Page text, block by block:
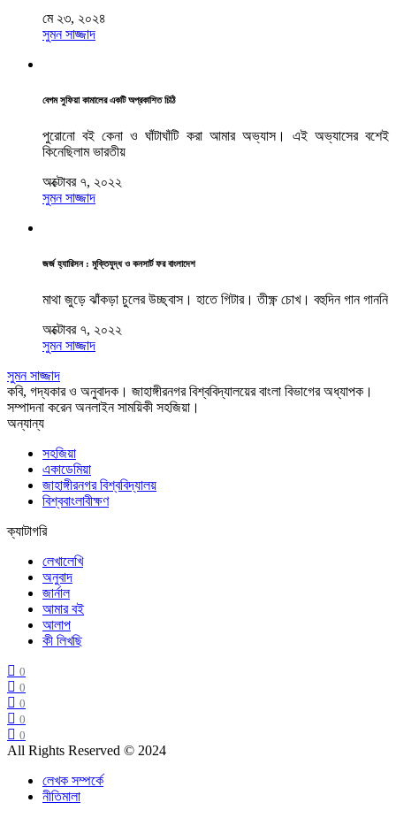
মে ২৩, ২০২৪
সুমন সাজ্জাদ
বেগম সুফিয়া কামালের একটি অপ্রকাশিত চিঠি
পুরোনো বই কেনা ও ঘাঁটাঘাঁটি করা আমার অভ্যাস। এই অভ্যাসের বশেই
কিনেছিলাম ভারতীয়
অক্টোবর ৭, ২০২২
সুমন সাজ্জাদ
জর্জ হ্যারিসন : মুক্তিযুদ্ধ ও কনসার্ট ফর বাংলাদেশ
মাথা জুড়ে ঝাঁকড়া চুলের উচ্ছ্বাস। হাতে গিটার। তীক্ষ্ণ চোখ। বহুদিন গান গাননি
অক্টোবর ৭, ২০২২
সুমন সাজ্জাদ
সুমন সাজ্জাদ
কবি, গদ্যকার ও অনুবাদক। জাহাঙ্গীরনগর বিশ্ববিদ্যালয়ের বাংলা বিভাগের অধ্যাপক।
সম্পাদনা করেন অনলাইন সাময়িকী সহজিয়া।
অন্যান্য
সহজিয়া
একাডেমিয়া
জাহাঙ্গীরনগর বিশ্ববিদ্যালয়
বিশ্ববাংলাবীক্ষণ
ক্যাটাগরি
লেখালেখি
অনুবাদ
জার্নাল
আমার বই
আলাপ
কী লিখছি
0
0
0
0
0
All Rights Reserved © 2024
লেখক সম্পর্কে
নীতিমালা